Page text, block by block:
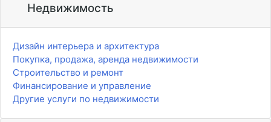
Недвижимость
Дизайн интерьера и архитектура
Покупка, продажа, аренда недвижимости
Строительство и ремонт
Финансирование и управление
Другие услуги по недвижимости